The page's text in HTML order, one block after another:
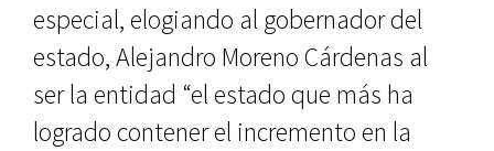
especial, elogiando al gobernador del
estado, Alejandro Moreno Cárdenas al
ser la entidad “el estado que más ha
logrado contener el incremento en la